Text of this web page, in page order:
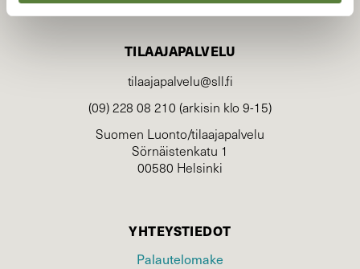
TILAAJAPALVELU
tilaajapalvelu@sll.fi
(09) 228 08 210 (arkisin klo 9-15)
Suomen Luonto/tilaajapalvelu
Sörnäistenkatu 1
00580 Helsinki
YHTEYSTIEDOT
Palautelomake